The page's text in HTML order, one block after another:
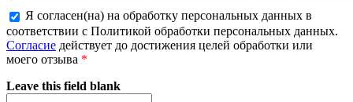
Я согласен(на) на обработку персональных данных в
соответствии с Политикой обработки персональных данных.
Согласие действует до достижения целей обработки или
моего отзыва *
Leave this field blank